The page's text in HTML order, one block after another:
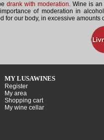
drank with moderation. Wine is
of moderation in
for our body, in excessive amounts
MY LUSAWINES
Register
My area
Shopping cart
My wine cellar